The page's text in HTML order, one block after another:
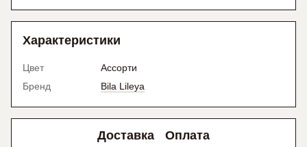
Характеристики
Цвет
Ассорти
Бренд
Bila Lileya
Доставка Оплата